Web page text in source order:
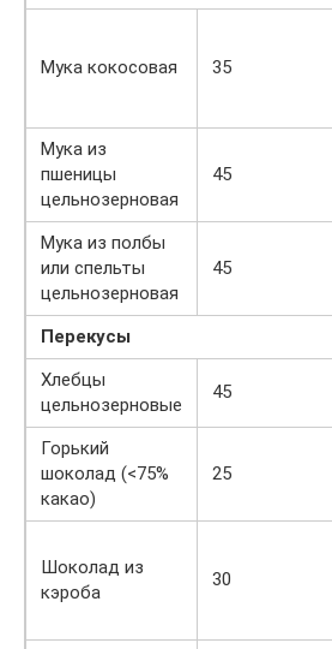
Мука кокосовая 35
Мука из
пшеницы
цельнозерновая
45
Мука из полбы
или спельты
цельнозерновая
45
Перекусы
Хлебцы
цельнозерновые
45
Горький
шоколад (<75%
какао)
25
Шоколад из
кэроба
30